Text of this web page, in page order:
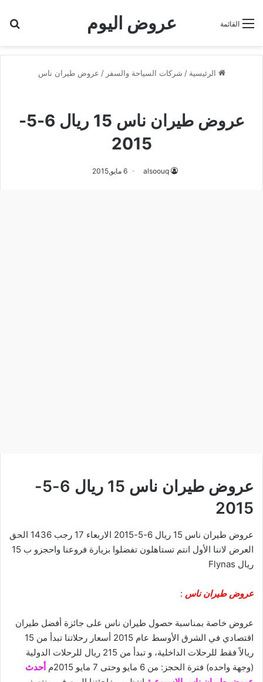
عروض اليوم القائمة
الرئيسية / شركات السياحة والسفر / عروض طيران ناس
عروض طيران ناس 15 ريال 6-5-
2015
alsoouq 6 مايو,2015
عروض طيران ناس 15 ريال 6-5-
2015
عروض طيران ناس 15 ريال 6-5-2015 الاربعاء 17 رجب 1436 الحق
العرض لاننا الأول انتم تستاهلون تفضلوا بزيارة فروعنا واحجزو ب 15
ريال Flynas
عروض طيران ناس :
عروض خاصة بمناسبة حصول طيران ناس على جائزة أفضل طيران
اقتصادي في الشرق الأوسط عام 2015 أسعار رحلاتنا تبدأ من 15
ريالاً فقط للرحلات الداخلية، و تبدأ من 215 ريال للرحلات الدولية
(وجهة واحده) فترة الحجز: من 6 مايو وحتى 7 مايو 2015م
أحدث